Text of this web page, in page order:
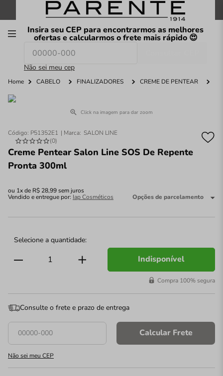
FRETE GRÁTIS nas compras a partir de R$199
Insira seu CEP para encontrarmos as melhores
ofertas e calcularmos o frete mais rápido 😍
Não sei meu cep
O que você procura hoje?
Home CABELO FINALIZADORES CREME DE PENTEAR
Click na imagem para dar zoom
Código: P51352E1
SALON LINE
(0)
Creme Pentear Salon Line SOS De Repente
Pronta 300ml
ou 1x de R$ 28,99sem juros
Vendido e entregue por: Iap Cosméticos Opções de parcelamento
Indisponível
Compra 100% segura
Consulte o frete e prazo de entrega
Calcular Frete
Não sei meu CEP